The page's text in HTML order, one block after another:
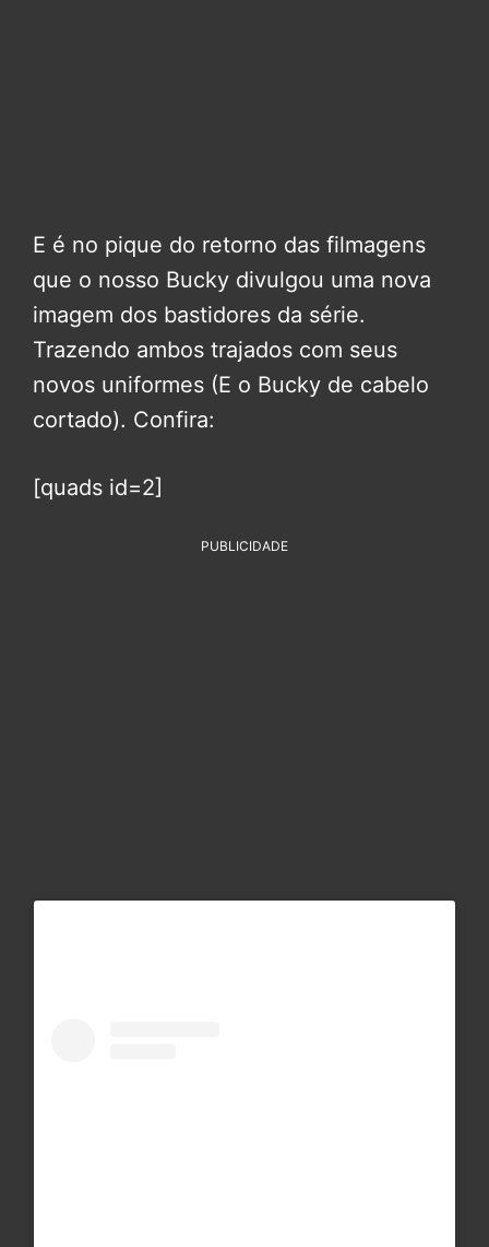
E é no pique do retorno das filmagens
que o nosso Bucky divulgou uma nova
imagem dos bastidores da série.
Trazendo ambos trajados com seus
novos uniformes (E o Bucky de cabelo
cortado). Confira:
[quads id=2]
PUBLICIDADE